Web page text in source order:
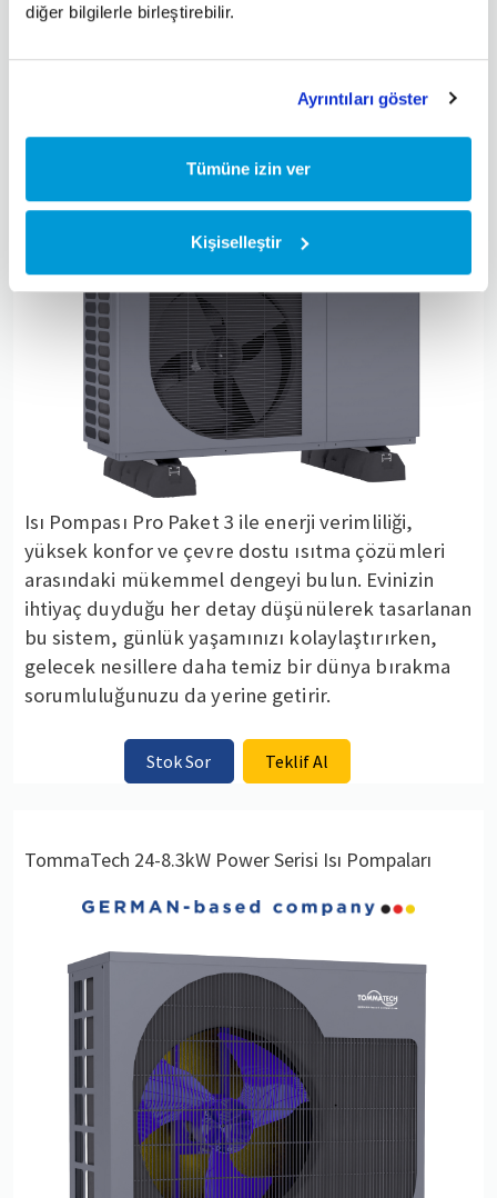
diğer bilgilerle birleştirebilir.
Ayrıntıları göster
Tümüne izin ver
Kişiselleştir
Isı Pompası Pro Paket 3 ile enerji verimliliği,
yüksek konfor ve çevre dostu ısıtma çözümleri
arasındaki mükemmel dengeyi bulun. Evinizin
ihtiyaç duyduğu her detay düşünülerek tasarlanan
bu sistem, günlük yaşamınızı kolaylaştırırken,
gelecek nesillere daha temiz bir dünya bırakma
sorumluluğunuzu da yerine getirir.
Stok Sor Teklif Al
TommaTech 24-8.3kW Power Serisi Isı Pompaları